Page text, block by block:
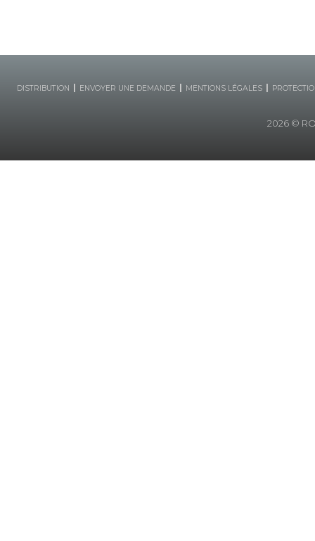
DISTRIBUTION ENVOYER UNE DEMANDE MENTIONS LÉGALES
2026©